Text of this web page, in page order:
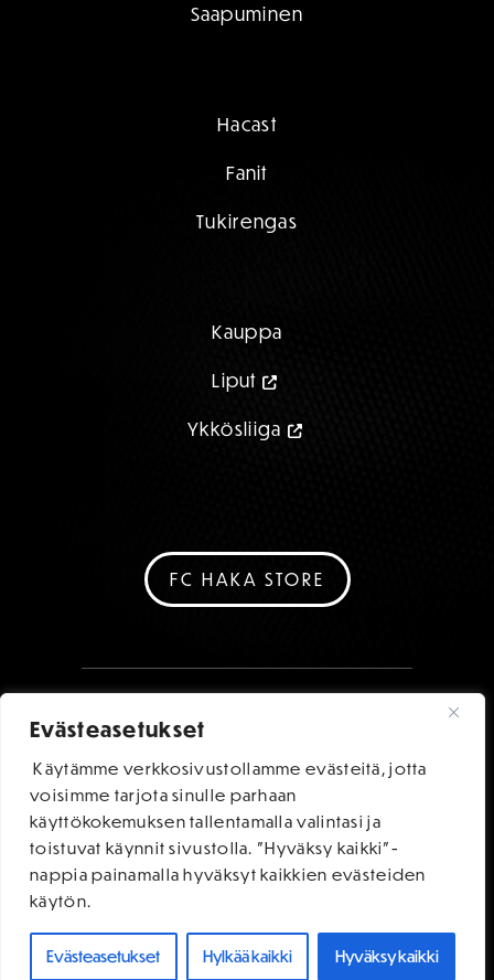
Evästeasetukset
Käytämme verkkosivustollamme evästeitä, jotta
voisimme tarjota sinulle parhaan
käyttökokemuksen tallentamalla valintasi ja
toistuvat käynnit sivustolla. "Hyväksy kaikki"-
nappia painamalla hyväksyt kaikkien evästeiden
käytön.
Evästeasetukset Hylkää kaikki Hyväksy kaikki
Saapuminen
Hacast
Fanit
Tukirengas
Kauppa
Liput
Ykkösliiga
FC HAKA STORE